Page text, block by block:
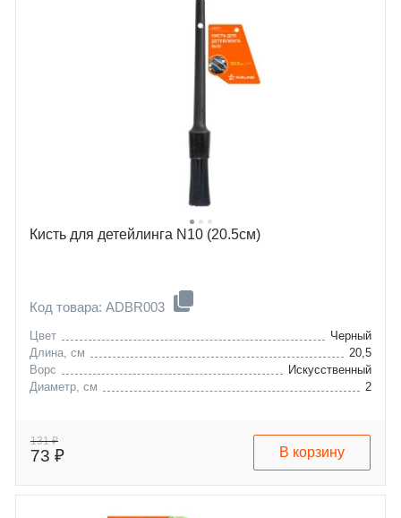
Кисть для детейлинга N10 (20.5см)
Код товара: ADBR003
Цвет
Черный
Длина, см
20,5
Ворс
Искусственный
Диаметр, см
2
131 ₽
73 ₽ В корзину